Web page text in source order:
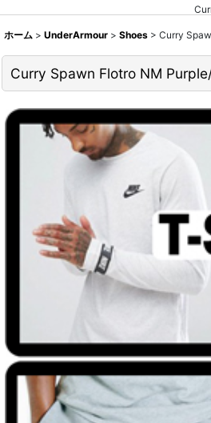
ホーム > UnderArmour > Shoes > Curry
Curry Spawn Flotro NM